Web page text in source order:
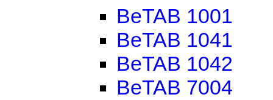
BeTAB 1001
BeTAB 1041
BeTAB 1042
BeTAB 7004